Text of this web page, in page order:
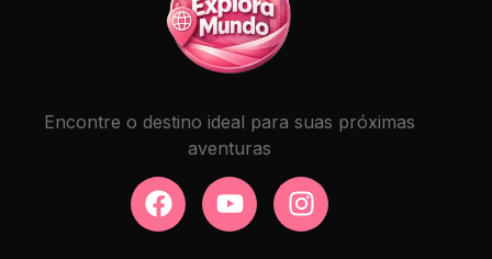
Encontre o destino ideal para suas próximas
aventuras